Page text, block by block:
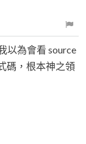
以為會看 source
碼，根本神之領